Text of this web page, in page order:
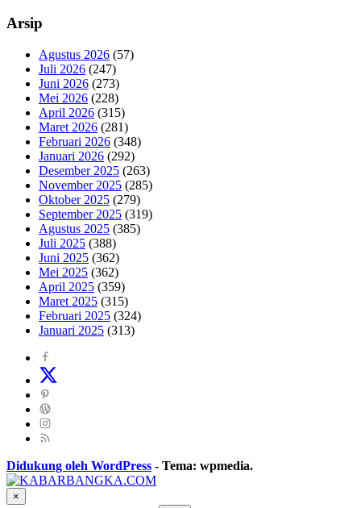
Arsip
Agustus 2026 (57)
Juli 2026 (247)
Juni 2026 (273)
Mei 2026 (228)
April 2026 (315)
Maret 2026 (281)
Februari 2026 (348)
Januari 2026 (292)
Desember 2025 (263)
November 2025 (285)
Oktober 2025 (279)
September 2025 (319)
Agustus 2025 (385)
Juli 2025 (388)
Juni 2025 (362)
Mei 2025 (362)
April 2025 (359)
Maret 2025 (315)
Februari 2025 (324)
Januari 2025 (313)
Didukung oleh WordPress - Tema: wpmedia.
×